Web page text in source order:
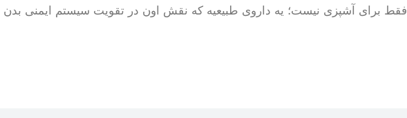
فقط برای آشپزی نیست؛ یه داروی طبیعیه که نقش اون در تقویت سیستم ایمنی بدن